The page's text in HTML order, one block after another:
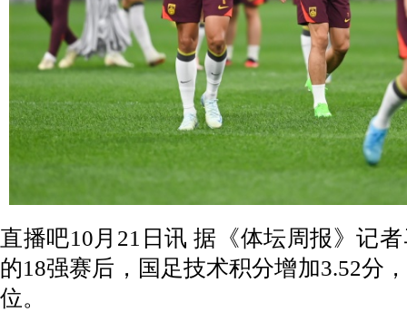
直播吧10月21日讯 据《体坛周报》记
的18强赛后，国足技术积分增加3.52分
位。